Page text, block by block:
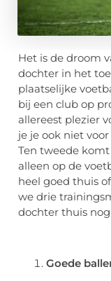
Het is de droom
dochter in het
plaatselijke
bij een club op
allereest plezier
je je ook niet
Ten tweede
alleen op de
heel goed thuis
we drie
dochter thuis
Goede